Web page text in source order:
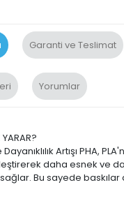
Garanti ve Teslimat
Yorumlar
YARAR?
Artışı PHA,
daha esnek ve
Bu sayede